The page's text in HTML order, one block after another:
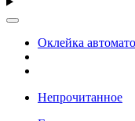
Оклейка
Непрочитанное